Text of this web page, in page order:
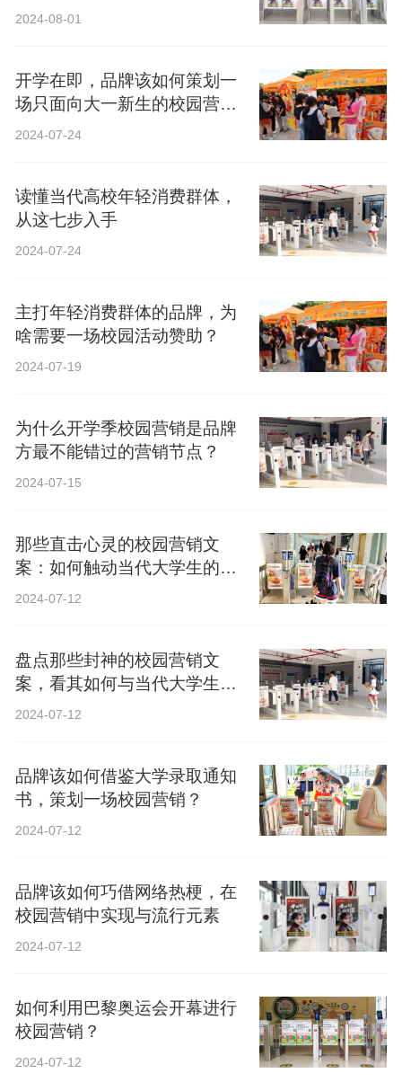
么？
2024-08-01
开学在即，品牌该如何策划一
场只面向大一新生的校园营
销？
2024-07-24
读懂当代高校年轻消费群体，
从这七步入手
2024-07-24
主打年轻消费群体的品牌，为
啥需要一场校园活动赞助？
2024-07-19
为什么开学季校园营销是品牌
方最不能错过的营销节点？
2024-07-15
那些直击心灵的校园营销文
案：如何触动当代大学生的心
弦？
2024-07-12
盘点那些封神的校园营销文
案，看其如何与当代大学生精
神共鸣？
2024-07-12
品牌该如何借鉴大学录取通知
书，策划一场校园营销？
2024-07-12
品牌该如何巧借网络热梗，在
校园营销中实现与流行元素
2024-07-12
如何利用巴黎奥运会开幕进行
校园营销？
2024-07-12